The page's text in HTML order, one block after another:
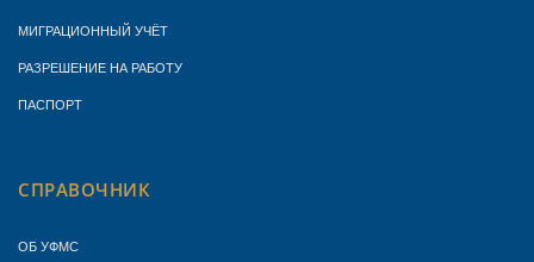
МИГРАЦИОННЫЙ УЧЁТ
РАЗРЕШЕНИЕ НА РАБОТУ
ПАСПОРТ
СПРАВОЧНИК
ОБ УФМС